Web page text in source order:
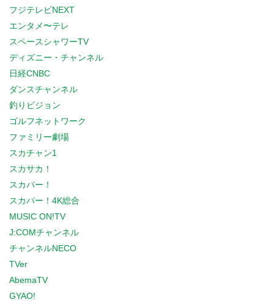
フジテレビNEXT
エンタメ〜テレ
スペースシャワーTV
ディズニー・チャンネル
日経CNBC
ダンスチャンネル
釣りビジョン
ゴルフネットワーク
ファミリー劇場
スカチャン1
スカサカ！
スカパー！
スカパー！4K総合
MUSIC ON!TV
J:COMチャンネル
チャンネルNECO
TVer
AbemaTV
GYAO!